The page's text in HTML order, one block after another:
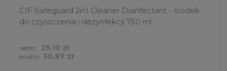
CIF Safeguard 2in1 Cleaner Disinfectant - środek
do czyszczenia i dezynfekcji 750 ml
brutto: 30,87 zł
netto: 25,10 zł